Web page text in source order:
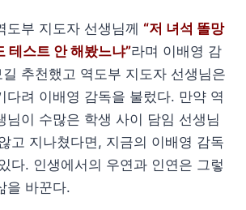
도부 지도자 선생님께 “저 녀석 똘망
테스트 안 해봤느냐”라며 이배영 감
추천했고 역도부 지도자 선생님은
다려 이배영 감독을 불렀다. 만약 역
님이 수많은 학생 사이 담임 선생님
고 지나쳤다면, 지금의 이배영 감독
다. 인생에서의 우연과 인연은 그렇
을 바꾼다.